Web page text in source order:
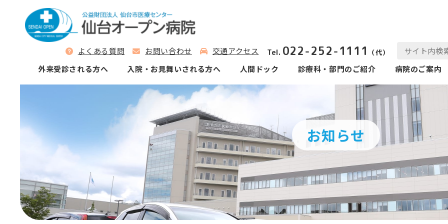
よくある質問 お問い合わせ 交通アクセス Tel. 022-252-1111 （代）
外来受診される⽅へ ⼊院‧お⾒舞いされる⽅へ 人間ドック 診療科‧部⾨のご紹介 病院のご案内
お知らせ